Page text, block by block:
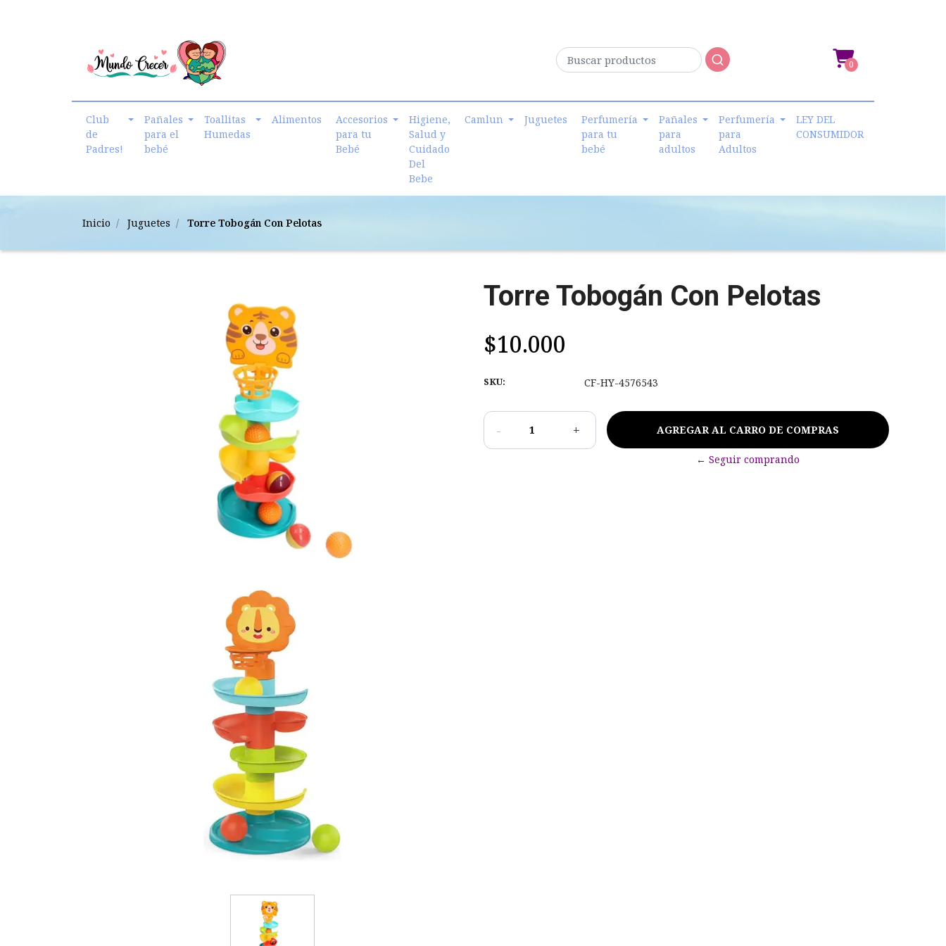
0
Club
de
Padres!
Pañales
para el
bebé
Toallitas
Humedas
Alimentos
Accesorios
para tu
Bebé
Higiene,
Salud y
Cuidado
Del
Bebe
Camlun Juguetes
Perfumería
para tu
bebé
Pañales
para
adultos
Perfumería
para
Adultos
LEY DEL
CONSUMIDOR
Inicio Juguetes Torre Tobogán Con Pelotas
Torre Tobogán Con Pelotas
$10.000
SKU: CF-HY-4576543
- +
← Seguir comprando